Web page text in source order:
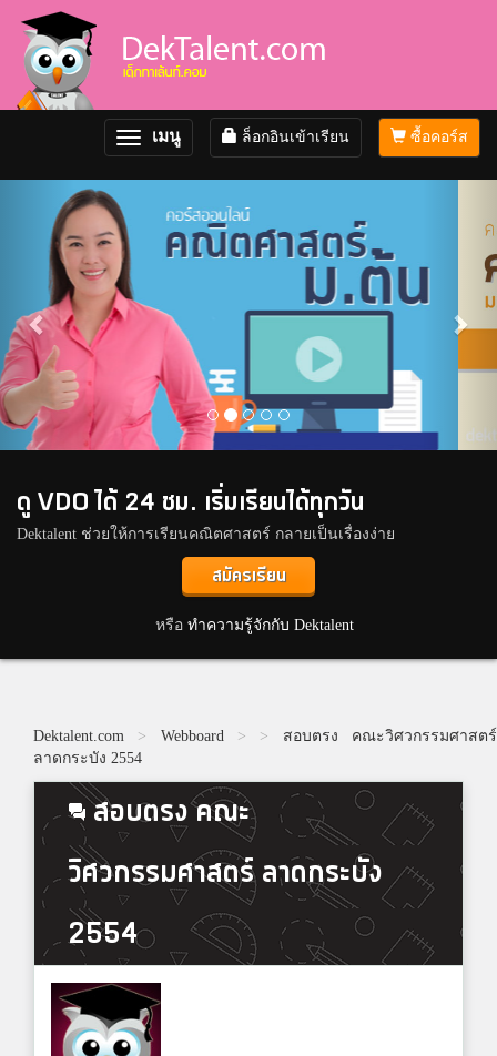
ซื้อคอร์ส
ล็อกอินเข้าเรียน
Toggle
navigation
เมนู
Previous
ดู VDO ได้ 24 ชม. เริ่มเรียนได้ทุกวัน
Dektalent ช่วยให้การเรียนคณิตศาสตร์ กลายเป็นเรื่องง่าย
สมัครเรียน
หรือ ทำความรู้จักกับ Dektalent
Dektalent.com > Webboard > > สอบตรง คณะวิศวกรรมศาสตร์
ลาดกระบัง 2554
สอบตรง คณะ
วิศวกรรมศาสตร์ ลาดกระบัง
2554